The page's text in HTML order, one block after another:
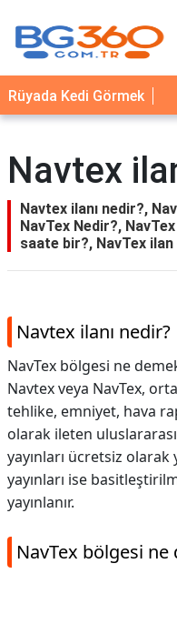
YEMEK
TARİFLERİ
NEDİR
FAYDALARI
SAĞLIK
İLETİŞİM
Rüyada Kedi Görmek
Navtex
Navtex ilanı nedir?,
NavTex Nedir?,
saate bir?, NavTex
Navtex ilanı nedir?
NavTex bölgesi ne
Navtex veya NavTex,
tehlike, emniyet, hava
olarak ileten
yayınları ücretsiz olarak
yayınları ise
yayınlanır.
NavTex bölgesi ne